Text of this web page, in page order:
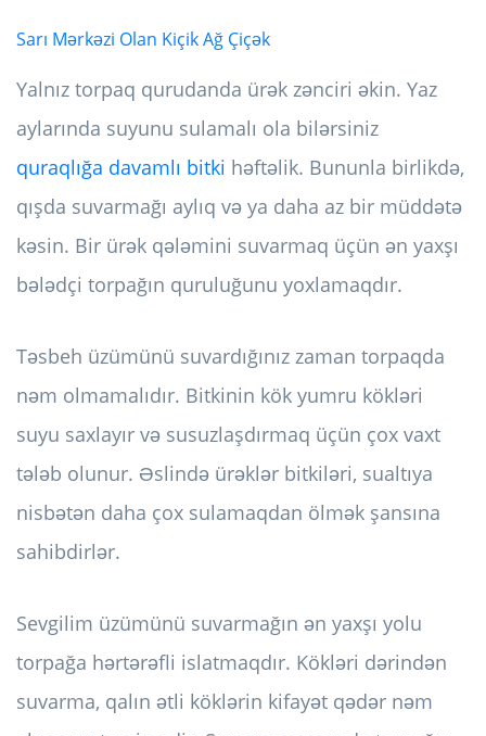
Sarı Mərkəzi Olan Kiçik Ağ Çiçək
Yalnız torpaq qurudanda ürək zənciri əkin. Yaz
aylarında suyunu sulamalı ola bilərsiniz
quraqlığa davamlı bitki həftəlik. Bununla birlikdə,
qışda suvarmağı aylıq və ya daha az bir müddətə
kəsin. Bir ürək qələmini suvarmaq üçün ən yaxşı
bələdçi torpağın quruluğunu yoxlamaqdır.
Təsbeh üzümünü suvardığınız zaman torpaqda
nəm olmamalıdır. Bitkinin kök yumru kökləri
suyu saxlayır və susuzlaşdırmaq üçün çox vaxt
tələb olunur. Əslində ürəklər bitkiləri, sualtıya
nisbətən daha çox sulamaqdan ölmək şansına
sahibdirlər.
Sevgilim üzümünü suvarmağın ən yaxşı yolu
torpağa hərtərəfli islatmaqdır. Kökləri dərindən
suvarma, qalın ətli köklərin kifayət qədər nəm